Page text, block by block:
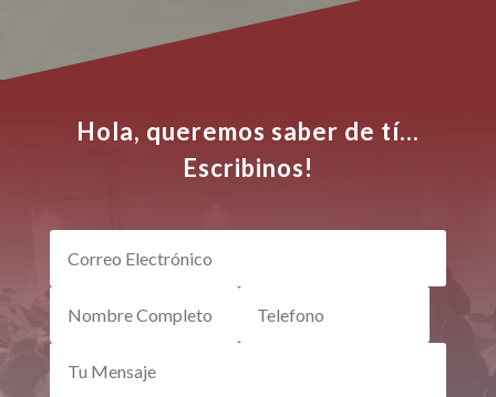
Hola, queremos saber de tí...
Escribinos!